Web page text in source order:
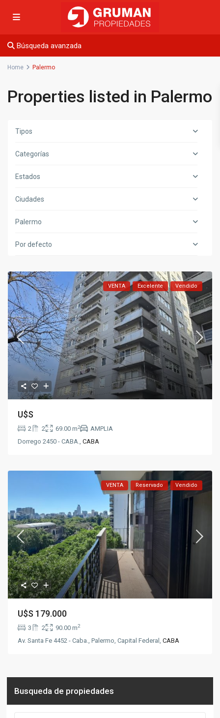
Búsqueda avanzada
Home Palermo
Properties listed in Palermo
Tipos
Categorías
Estados
Ciudades
Palermo
Por defecto
VENTA Excelente Vendido
U$S
2 2 69.00 m2
AMPLIA
Dorrego 2450 - CABA.,CABA
VENTA Reservado Vendido
U$S 179.000
3 2 90.00 m2
Av. Santa Fe 4452 - Caba., Palermo, Capital Federal,CABA
Busqueda de propiedades